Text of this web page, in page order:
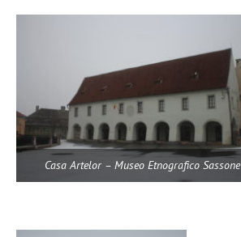
Casa Artelor – Museo Etnografico Sassone